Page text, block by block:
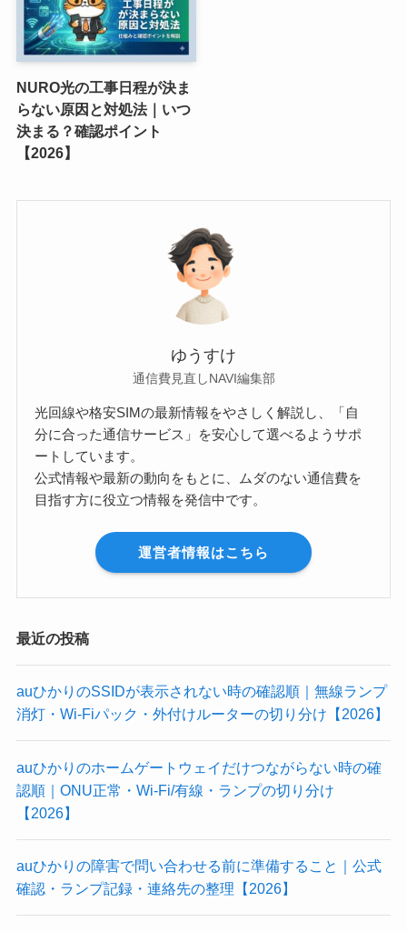
NURO光の工事日程が決ま
らない原因と対処法｜いつ
決まる？確認ポイント
【2026】
ゆうすけ
通信費見直しNAVI編集部
光回線や格安SIMの最新情報をやさしく解説し、「自
分に合った通信サービス」を安心して選べるようサポ
ートしています。
公式情報や最新の動向をもとに、ムダのない通信費を
目指す方に役立つ情報を発信中です。
運営者情報はこちら
最近の投稿
auひかりのSSIDが表示されない時の確認順｜無線ランプ
消灯・Wi-Fiパック・外付けルーターの切り分け【2026】
auひかりのホームゲートウェイだけつながらない時の確
認順｜ONU正常・Wi-Fi/有線・ランプの切り分け
【2026】
auひかりの障害で問い合わせる前に準備すること｜公式
確認・ランプ記録・連絡先の整理【2026】